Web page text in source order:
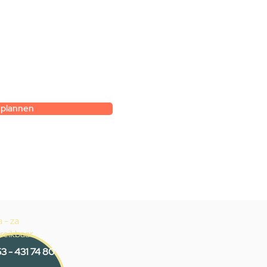
- za
- 431 74 80